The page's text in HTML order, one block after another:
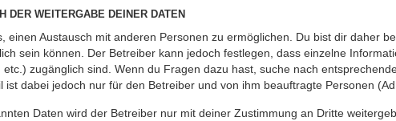
DER WEITERGABE DEINER DATEN
einen Austausch mit anderen Personen zu ermöglichen. Du bist dir daher
sein können. Der Betreiber kann jedoch festlegen, dass einzelne
etc.) zugänglich sind. Wenn du Fragen dazu hast, suche nach
ist dabei jedoch nur für den Betreiber und von ihm beauftragte Personen
Daten wird der Betreiber nur mit deiner Zustimmung an Dritte